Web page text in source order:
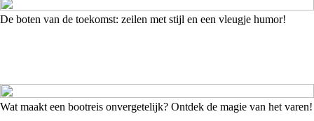
De boten van de toekomst: zeilen met stijl en een vleugje humor!
Wat maakt een bootreis onvergetelijk? Ontdek de magie van het varen!